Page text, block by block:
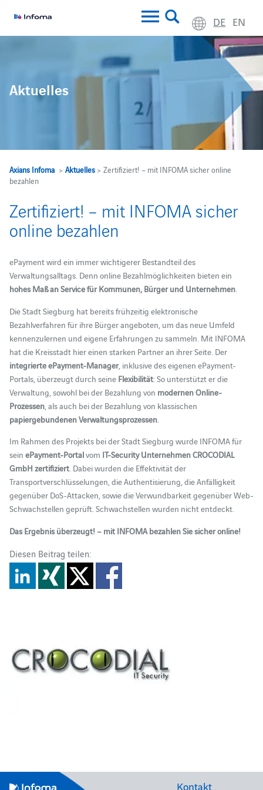
DE EN
Aktuelles
Axians Infoma> Aktuelles> Zertifiziert! – mit INFOMA sicher online
bezahlen
Zertifiziert! – mit INFOMA sicher
online bezahlen
ePayment wird ein immer wichtigerer Bestandteil des
Verwaltungsalltags. Denn online Bezahlmöglichkeiten bieten ein
hohes Maß an Service für Kommunen, Bürger und Unternehmen.
Die Stadt Siegburg hat bereits frühzeitig elektronische
Bezahlverfahren für ihre Bürger angeboten, um das neue Umfeld
kennenzulernen und eigene Erfahrungen zu sammeln. Mit INFOMA
hat die Kreisstadt hier einen starken Partner an ihrer Seite. Der
integrierte ePayment-Manager, inklusive des eigenen ePayment-
Portals, überzeugt durch seine Flexibilität: So unterstützt er die
Verwaltung, sowohl bei der Bezahlung von modernen Online-
Prozessen, als auch bei der Bezahlung von klassischen
papiergebundenen Verwaltungsprozessen.
Im Rahmen des Projekts bei der Stadt Siegburg wurde INFOMA für
sein ePayment-Portalvom IT-Security Unternehmen CROCODIAL
GmbH zertifiziert. Dabei wurden die Effektivität der
Transportverschlüsselungen, die Authentisierung, die Anfälligkeit
gegenüber DoS-Attacken, sowie die Verwundbarkeit gegenüber Web-
Schwachstellen geprüft. Schwachstellen wurden nicht entdeckt.
Das Ergebnis überzeugt! – mit INFOMA bezahlen Sie sicher online!
Diesen Beitrag teilen:
Kontakt